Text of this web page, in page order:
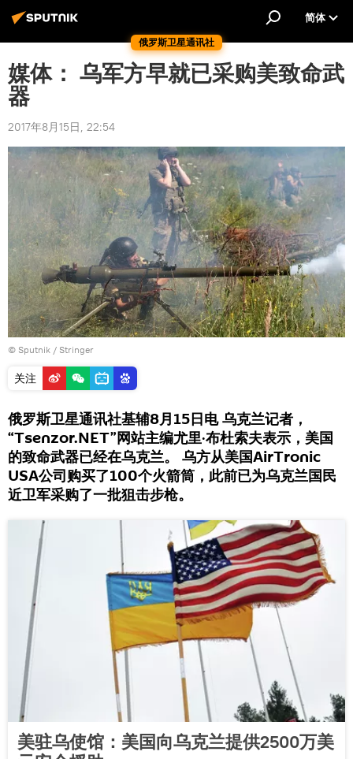
俄罗斯卫星通讯社
简体
媒体： 乌军方早就已采购美致命武
器
2017年8月15日, 22:54
© Sputnik / Stringer
关注
俄罗斯卫星通讯社基辅8月15日电 乌克兰记者，
“Tsenzor.NET”网站主编尤里·布杜索夫表示，美国
的致命武器已经在乌克兰。 乌方从美国AirTronic
USA公司购买了100个火箭筒，此前已为乌克兰国民
近卫军采购了一批狙击步枪。
美驻乌使馆：美国向乌克兰提供2500万美